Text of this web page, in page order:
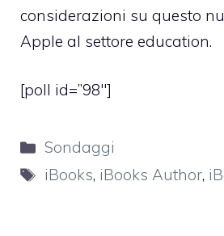
considerazioni su questo
Apple al settore education.
[poll id=”98″]
Categorie
Sondaggi
Tag
iBooks, iBooks Author,